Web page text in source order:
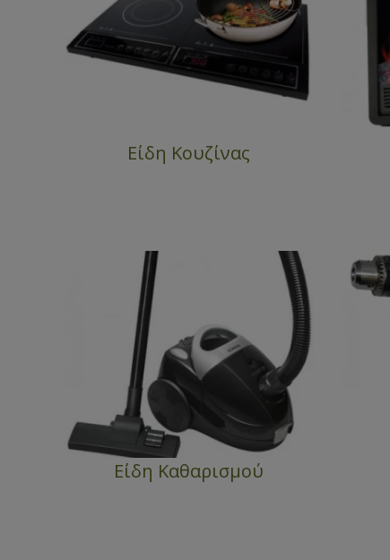
Είδη Κουζίνας
Είδη Καθαρισμού